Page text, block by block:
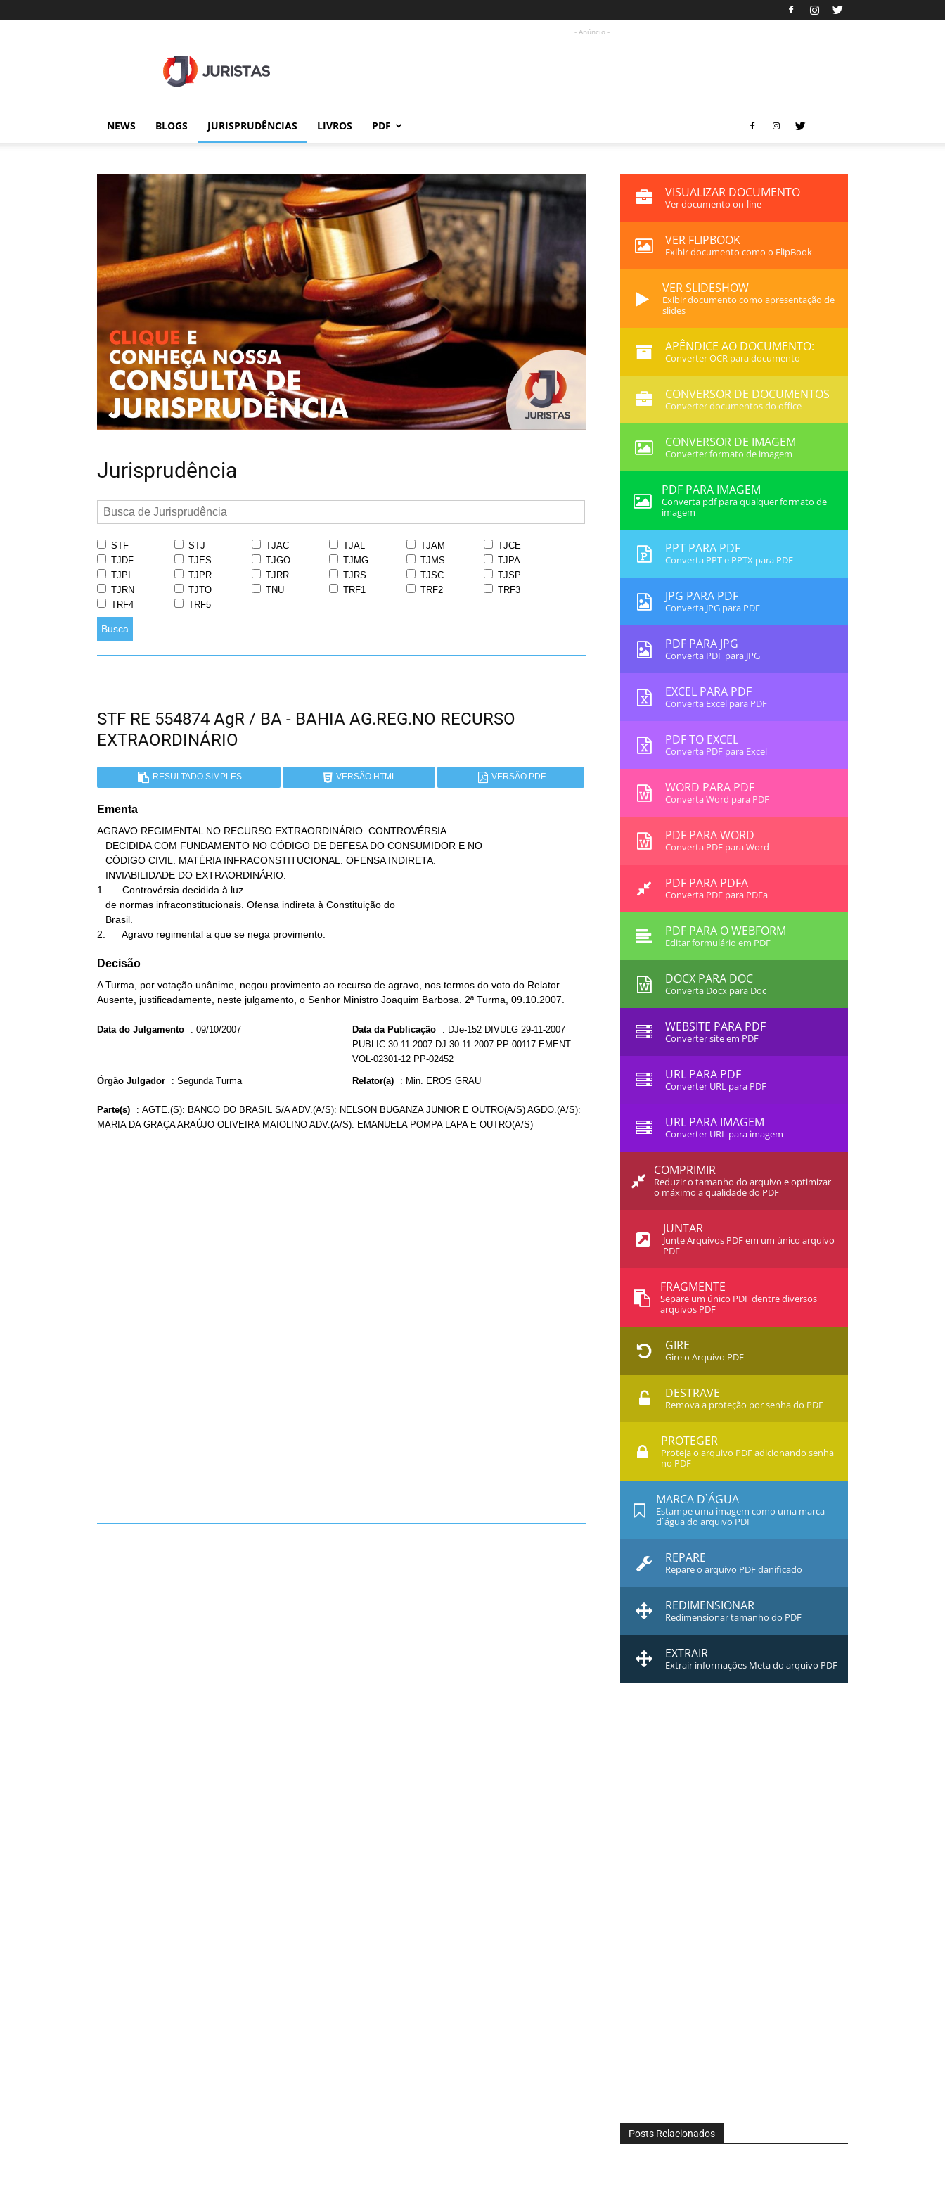
- Anúncio -
NEWS BLOGS JURISPRUDÊNCIAS LIVROS PDF
Jurisprudência
STF STJ TJAC TJAL TJAM
TJCE
TJDF
TJES TJGO TJMG TJMS
TJPA
TJPI
TJPR TJRR TJRS TJSC
TJSP
TJRN
TJTO TNU TRF1 TRF2
TRF3
TRF4
TRF5
Busca
STF RE 554874 AgR / BA - BAHIA AG.REG.NO RECURSO
EXTRAORDINÁRIO
RESULTADO SIMPLES VERSÃO HTML VERSÃO PDF
Ementa
AGRAVO REGIMENTAL NO RECURSO EXTRAORDINÁRIO. CONTROVÉRSIA
1.      Controvérsia decidida à luz
2.      Agravo regimental a que se nega provimento.
Decisão
A Turma, por votação unânime, negou provimento ao recurso de agravo, nos termos do voto do Relator.
Ausente, justificadamente, neste julgamento, o Senhor Ministro Joaquim Barbosa. 2ª Turma, 09.10.2007.
Data do Julgamento : 09/10/2007 Data da Publicação : DJe-152 DIVULG 29-11-2007
PUBLIC 30-11-2007 DJ 30-11-2007 PP-00117 EMENT
VOL-02301-12 PP-02452
Órgão Julgador : Segunda Turma Relator(a) : Min. EROS GRAU
Parte(s) : AGTE.(S): BANCO DO BRASIL S/A ADV.(A/S): NELSON BUGANZA JUNIOR E OUTRO(A/S) AGDO.(A/S):
MARIA DA GRAÇA ARAÚJO OLIVEIRA MAIOLINO ADV.(A/S): EMANUELA POMPA LAPA E OUTRO(A/S)
VISUALIZAR DOCUMENTO
Ver documento on-line
VER FLIPBOOK
Exibir documento como o FlipBook
VER SLIDESHOW
Exibir documento como apresentação de
slides
APÊNDICE AO DOCUMENTO:
Converter OCR para documento
CONVERSOR DE DOCUMENTOS
Converter documentos do office
CONVERSOR DE IMAGEM
Converter formato de imagem
PDF PARA IMAGEM
Converta pdf para qualquer formato de
imagem
PPT PARA PDF
Converta PPT e PPTX para PDF
JPG PARA PDF
Converta JPG para PDF
PDF PARA JPG
Converta PDF para JPG
EXCEL PARA PDF
Converta Excel para PDF
PDF TO EXCEL
Converta PDF para Excel
WORD PARA PDF
Converta Word para PDF
PDF PARA WORD
Converta PDF para Word
PDF PARA PDFA
Converta PDF para PDFa
PDF PARA O WEBFORM
Editar formulário em PDF
DOCX PARA DOC
Converta Docx para Doc
WEBSITE PARA PDF
Converter site em PDF
URL PARA PDF
Converter URL para PDF
URL PARA IMAGEM
Converter URL para imagem
COMPRIMIR
Reduzir o tamanho do arquivo e optimizar
o máximo a qualidade do PDF
JUNTAR
Junte Arquivos PDF em um único arquivo
PDF
FRAGMENTE
Separe um único PDF dentre diversos
arquivos PDF
GIRE
Gire o Arquivo PDF
DESTRAVE
Remova a proteção por senha do PDF
PROTEGER
Proteja o arquivo PDF adicionando senha
no PDF
MARCA D`ÁGUA
Estampe uma imagem como uma marca
d`água do arquivo PDF
REPARE
Repare o arquivo PDF danificado
REDIMENSIONAR
Redimensionar tamanho do PDF
EXTRAIR
Extrair informações Meta do arquivo PDF
Posts Relacionados